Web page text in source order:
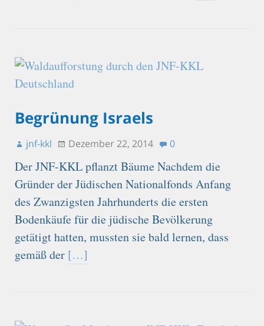
Begrünung Israels
jnf-kkl Dezember 22, 2014 0
Der JNF-KKL pflanzt Bäume Nachdem die
Gründer der Jüdischen Nationalfonds Anfang
des Zwanzigsten Jahrhunderts die ersten
Bodenkäufe für die jüdische Bevölkerung
getätigt hatten, mussten sie bald lernen, dass
gemäß der […]